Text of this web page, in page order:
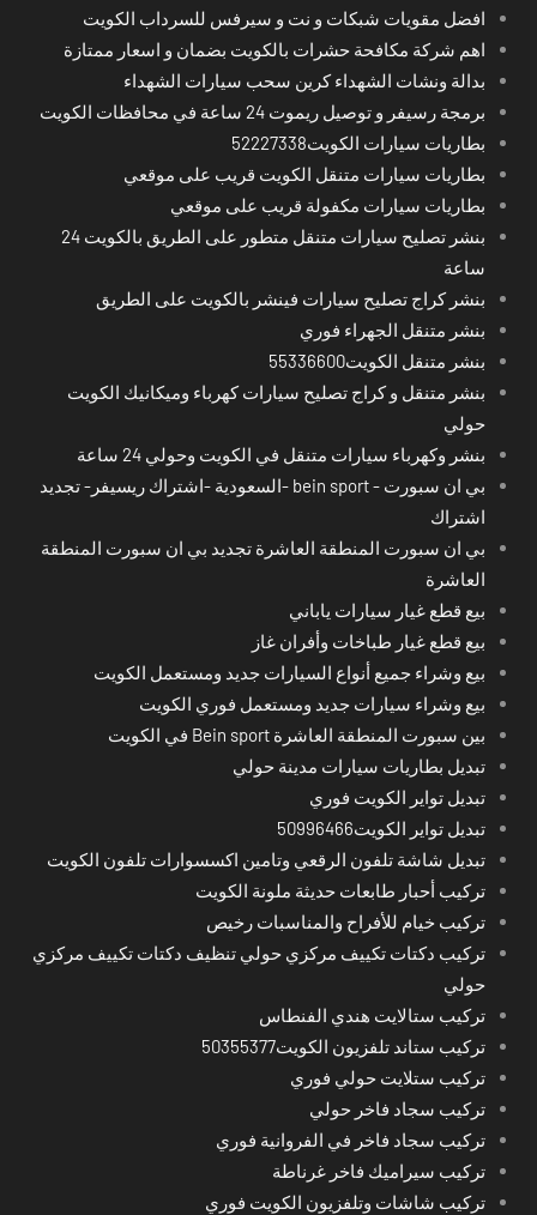
افضل مقويات شبكات و نت و سيرفس للسرداب الكويت
اهم شركة مكافحة حشرات بالكويت بضمان و اسعار ممتازة
بدالة ونشات الشهداء كرين سحب سيارات الشهداء
برمجة رسيفر و توصيل ريموت 24 ساعة في محافظات الكويت
بطاريات سيارات الكويت52227338
بطاريات سيارات متنقل الكويت قريب على موقعي
بطاريات سيارات مكفولة قريب على موقعي
بنشر تصليح سيارات متنقل متطور على الطريق بالكويت 24
ساعة
بنشر كراج تصليح سيارات فينشر بالكويت على الطريق
بنشر متنقل الجهراء فوري
بنشر متنقل الكويت55336600
بنشر متنقل و كراج تصليح سيارات كهرباء وميكانيك الكويت
حولي
بنشر وكهرباء سيارات متنقل في الكويت وحولي 24 ساعة
بي ان سبورت - bein sport -السعودية -اشتراك ريسيفر- تجديد
اشتراك
بي ان سبورت المنطقة العاشرة تجديد بي ان سبورت المنطقة
العاشرة
بيع قطع غيار سيارات ياباني
بيع قطع غيار طباخات وأفران غاز
بيع وشراء جميع أنواع السيارات جديد ومستعمل الكويت
بيع وشراء سيارات جديد ومستعمل فوري الكويت
بين سبورت المنطقة العاشرة Bein sport في الكويت
تبديل بطاريات سيارات مدينة حولي
تبديل تواير الكويت فوري
تبديل تواير الكويت50996466
تبديل شاشة تلفون الرقعي وتامين اكسسوارات تلفون الكويت
تركيب أحبار طابعات حديثة ملونة الكويت
تركيب خيام للأفراح والمناسبات رخيص
تركيب دكتات تكييف مركزي حولي تنظيف دكتات تكييف مركزي
حولي
تركيب ستالايت هندي الفنطاس
تركيب ستاند تلفزيون الكويت50355377
تركيب ستلايت حولي فوري
تركيب سجاد فاخر حولي
تركيب سجاد فاخر في الفروانية فوري
تركيب سيراميك فاخر غرناطة
تركيب شاشات وتلفزيون الكويت فوري